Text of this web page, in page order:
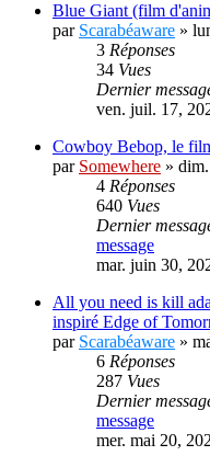
Blue Giant (film
par Scarabéaware »
3 Réponses
34 Vues
Dernier
ven. juil. 17,
Cowboy Bebop, le
par Somewhere »
4 Réponses
640 Vues
Dernier
message
mar. juin 30,
All you need is kill
inspiré Edge of
par Scarabéaware »
6 Réponses
287 Vues
Dernier
message
mer. mai 20,